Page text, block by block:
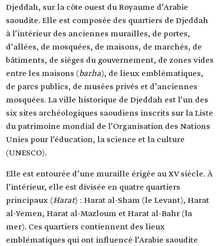
Djeddah, sur la côte ouest du Royaume d’Arabie
saoudite. Elle est composée des quartiers de Djeddah
à l’intérieur des anciennes murailles, de portes,
d’allées, de mosquées, de maisons, de marchés, de
bâtiments, de sièges du gouvernement, de zones vides
entre les maisons (barha), de lieux emblématiques,
de parcs publics, de musées privés et d’anciennes
mosquées. La ville historique de Djeddah est l’un des
six sites archéologiques saoudiens inscrits sur la Liste
du patrimoine mondial de l’Organisation des Nations
Unies pour l’éducation, la science et la culture
(UNESCO).
Elle est entourée d’une muraille érigée au XV siècle. À
l’intérieur, elle est divisée en quatre quartiers
principaux (Harat) : Harat al-Sham (le Levant), Harat
al-Yemen, Harat al-Mazloum et Harat al-Bahr (la
mer). Ces quartiers contiennent des lieux
emblématiques qui ont influencé l’Arabie saoudite